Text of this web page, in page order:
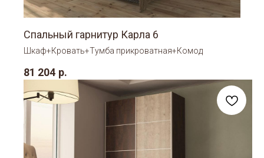
Спальный гарнитур Карла 6
Шкаф+Кровать+Тумба прикроватная+Комод
81 204 р.